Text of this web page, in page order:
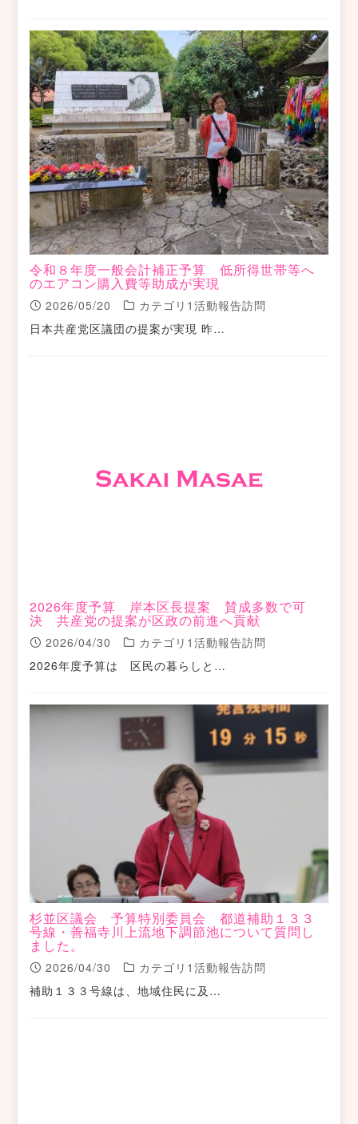
令和８年度一般会計補正予算 低所得世帯等へ
のエアコン購入費等助成が実現
2026/05/20
カテゴリ1活動報告訪問
日本共産党区議団の提案が実現 昨…
2026年度予算 岸本区長提案 賛成多数で可
決 共産党の提案が区政の前進へ貢献
2026/04/30
カテゴリ1活動報告訪問
2026年度予算は 区民の暮らしと…
杉並区議会 予算特別委員会 都道補助１３３
号線・善福寺川上流地下調節池について質問し
ました。
2026/04/30
カテゴリ1活動報告訪問
補助１３３号線は、地域住民に及…